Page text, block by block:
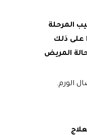
المرحلة
على ذلك
المريض
الورم.